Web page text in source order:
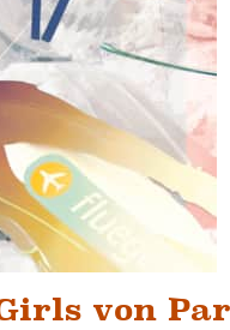
von